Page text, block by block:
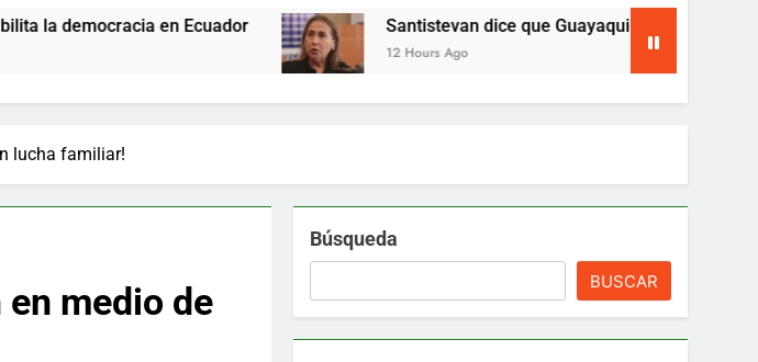
en Ecuador Santistevan dice que Guayaquil está en emergencia
12 Hours Ago
lucha familiar!
en medio de
Búsqueda
BUSCAR